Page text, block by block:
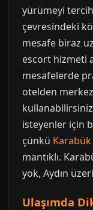
yürümeyi
çevresindeki
mesafe biraz
escort hizmeti
mesafelerde
otelden
isteyenler için
çünkü Karabük
mantıklı.
yok, Aydın
Ulaşımda